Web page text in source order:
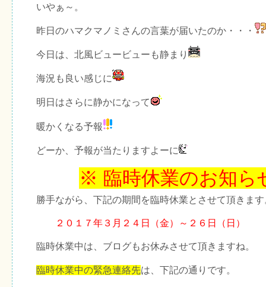
いやぁ～。
昨日のハマクマノミさんの言葉が届いたのか・・・
今日は、北風ビュービューも静まり
海況も良い感じに
明日はさらに静かになって
暖かくなる予報
どーか、予報が当たりますよーに
※ 臨時休業のお知
勝手ながら、下記の期間を臨時休業とさせて頂きます
２０１７年３月２４日（金）～２６日（日）
臨時休業中は、ブログもお休みさせて頂きますね。
臨時休業中の緊急連絡先は、下記の通りです。